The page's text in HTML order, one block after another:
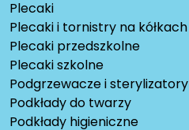
Plecaki
Plecaki i tornistry na kółkach
Plecaki przedszkolne
Plecaki szkolne
Podgrzewacze i sterylizatory
Podkłady do twarzy
Podkłady higieniczne